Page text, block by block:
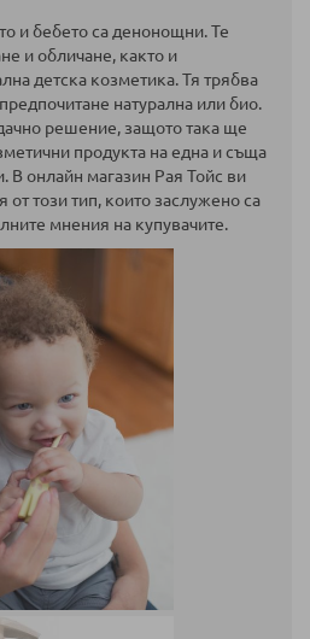
и бебето са денонощни. Те
и обличане, както и
детска козметика. Тя трябва
натурална или био.
решение, защото така ще
продукта на една и съща
В онлайн магазин Рая Тойс ви
този тип, които заслужено са
мнения на купувачите.